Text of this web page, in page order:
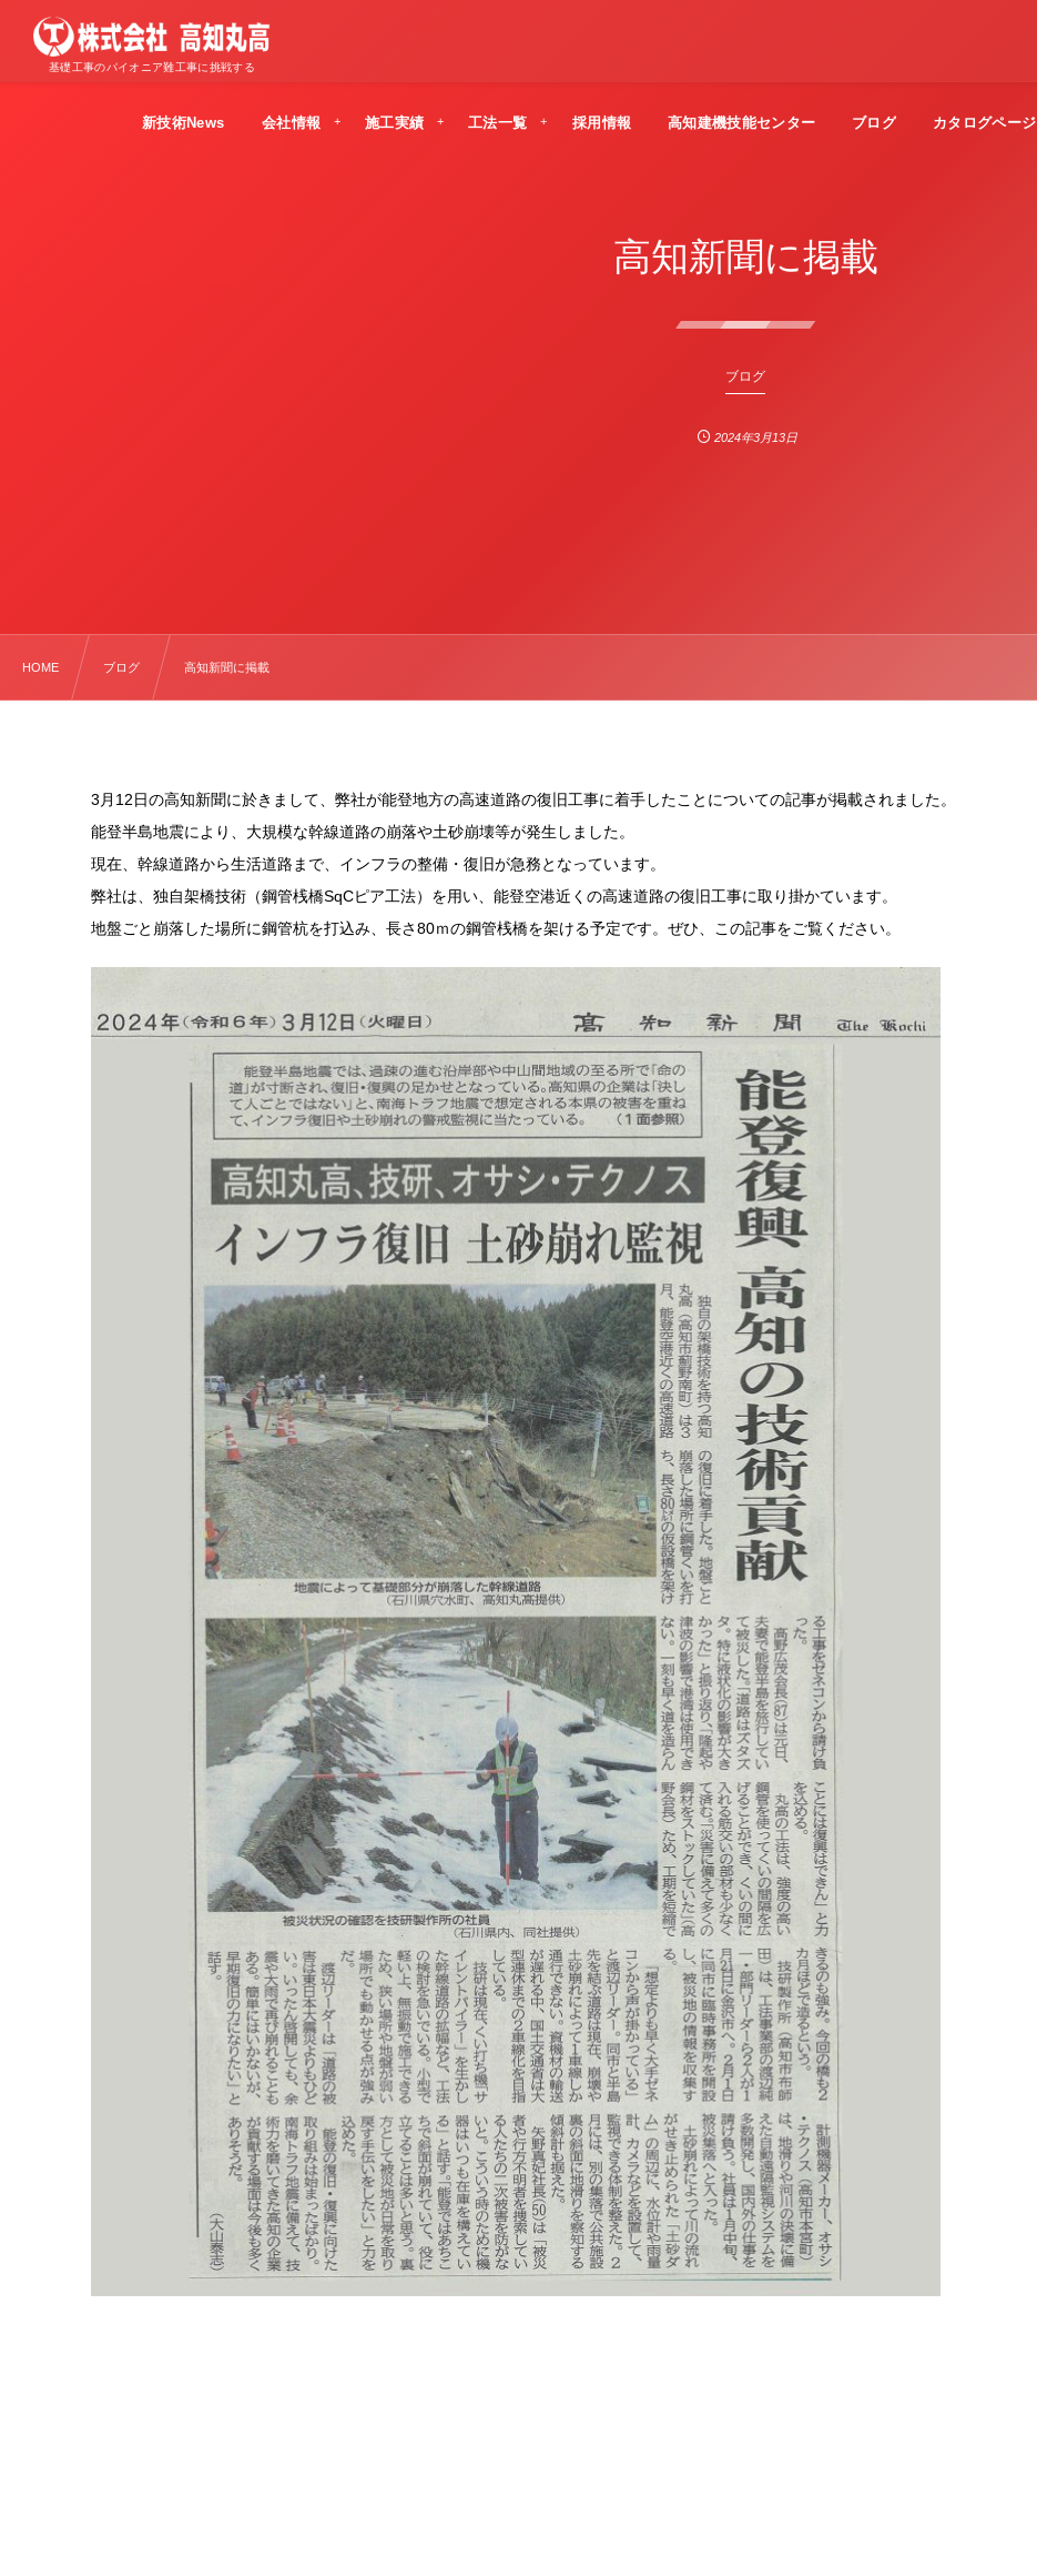
基礎工事のパイオニア難工事に挑戦する
新技術News 会社情報 施工実績 工法一覧 採用情報 高知建機技能センター ブログ カタログページ
高知新聞に掲載
ブログ
2024年3月13日
HOME ブログ 高知新聞に掲載
3月12日の高知新聞に於きまして、弊社が能登地方の高速道路の復旧工事に着手したことについての記事が掲載されました。
能登半島地震により、大規模な幹線道路の崩落や土砂崩壊等が発生しました。
現在、幹線道路から生活道路まで、インフラの整備・復旧が急務となっています。
弊社は、独自架橋技術（鋼管桟橋SqCピア工法）を用い、能登空港近くの高速道路の復旧工事に取り掛かています。
地盤ごと崩落した場所に鋼管杭を打込み、長さ80ｍの鋼管桟橋を架ける予定です。ぜひ、この記事をご覧ください。